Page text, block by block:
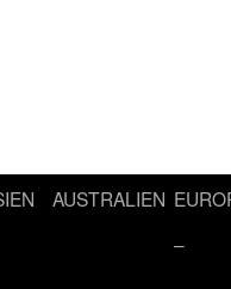
AUSTRALIEN
–